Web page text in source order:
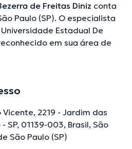
de Freitas Diniz conta
Paulo (SP). O especialista
Estadual De
em sua área de
Freitas Diniz participou de
de especialização e já difundiu
consulta pode ser feita em
Francês.
2219 - Jardim das
SP, 01139-003, Brasil, São
São Paulo (SP)